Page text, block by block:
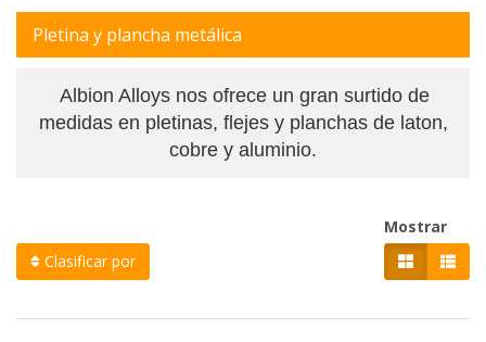
Pletina y plancha metálica
Albion Alloys nos ofrece un gran surtido de
medidas en pletinas, flejes y planchasde laton,
cobre y aluminio.
Clasificar por
Mostrar